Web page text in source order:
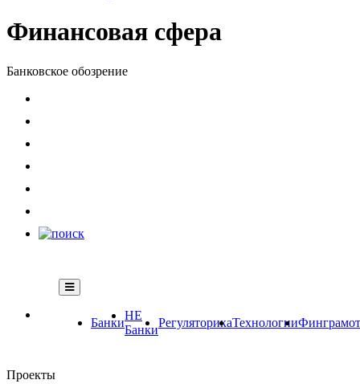
Финансовая сфера
Банковское обозрение
Банки
НЕ
Банки
РегуляторикаТехнологии
Проекты